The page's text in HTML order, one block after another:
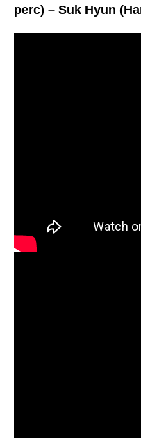
perc) – Suk Hyun